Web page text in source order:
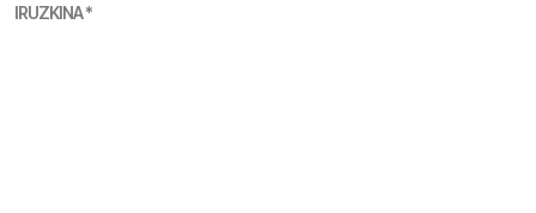
IRUZKINA*